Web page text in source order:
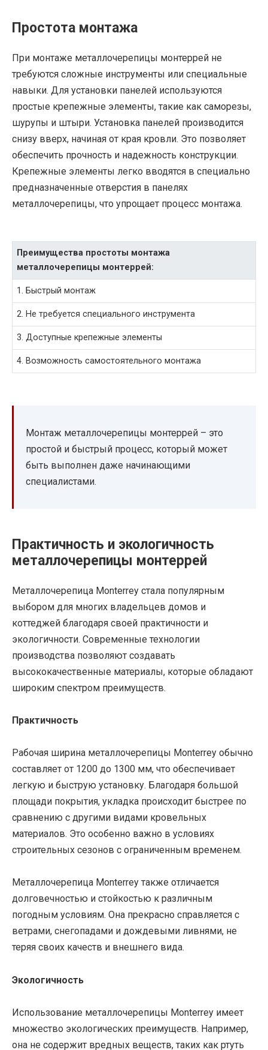
Простота монтажа
При монтаже металлочерепицы монтеррей не
требуются сложные инструменты или специальные
навыки. Для установки панелей используются
простые крепежные элементы, такие как саморезы,
шурупы и штыри. Установка панелей производится
снизу вверх, начиная от края кровли. Это позволяет
обеспечить прочность и надежность конструкции.
Крепежные элементы легко вводятся в специально
предназначенные отверстия в панелях
металлочерепицы, что упрощает процесс монтажа.
Преимущества простоты монтажа
металлочерепицы монтеррей:
1. Быстрый монтаж
2. Не требуется специального инструмента
3. Доступные крепежные элементы
4. Возможность самостоятельного монтажа
Монтаж металлочерепицы монтеррей – это
простой и быстрый процесс, который может
быть выполнен даже начинающими
специалистами.
Практичность и экологичность
металлочерепицы монтеррей
Металлочерепица Monterrey стала популярным
выбором для многих владельцев домов и
коттеджей благодаря своей практичности и
экологичности. Современные технологии
производства позволяют создавать
высококачественные материалы, которые обладают
широким спектром преимуществ.
Практичность
Рабочая ширина металлочерепицы Monterrey обычно
составляет от 1200 до 1300 мм, что обеспечивает
легкую и быструю установку. Благодаря большой
площади покрытия, укладка происходит быстрее по
сравнению с другими видами кровельных
материалов. Это особенно важно в условиях
строительных сезонов с ограниченным временем.
Металлочерепица Monterrey также отличается
долговечностью и стойкостью к различным
погодным условиям. Она прекрасно справляется с
ветрами, снегопадами и дождевыми ливнями, не
теряя своих качеств и внешнего вида.
Экологичность
Использование металлочерепицы Monterrey имеет
множество экологических преимуществ. Например,
она не содержит вредных веществ, таких как ртуть